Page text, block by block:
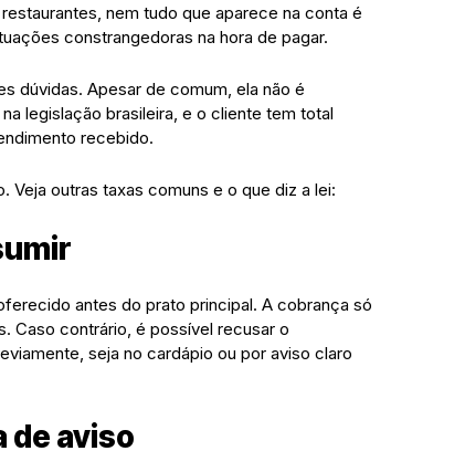
nem tudo que aparece na conta é
constrangedoras na hora de pagar.
dúvidas. Apesar de comum, ela não é
legislação brasileira, e o cliente tem total
recebido.
Veja outras taxas comuns e o que diz a lei:
antes do prato principal. A cobrança só
Caso contrário, é possível recusar o
seja no cardápio ou por aviso claro
de aviso